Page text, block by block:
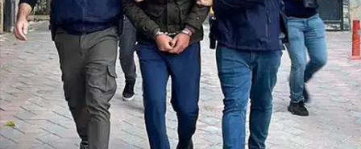
Bolu
Burdur
Bursa
Çanakkale
Çankırı